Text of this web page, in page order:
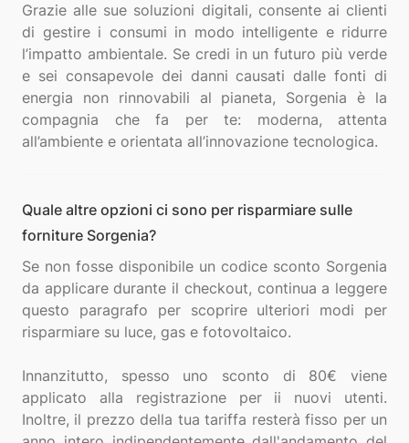
Grazie alle sue soluzioni digitali, consente ai clienti
di gestire i consumi in modo intelligente e ridurre
l’impatto ambientale. Se credi in un futuro più verde
e sei consapevole dei danni causati dalle fonti di
energia non rinnovabili al pianeta, Sorgenia è la
compagnia che fa per te: moderna, attenta
Quale altre opzioni ci sono per risparmiare sulle
forniture Sorgenia?
Se non fosse disponibile un codice sconto Sorgenia
da applicare durante il checkout, continua a leggere
questo paragrafo per scoprire ulteriori modi per
risparmiare su luce, gas e fotovoltaico.
Innanzitutto, spesso uno sconto di 80€ viene
applicato alla registrazione per ii nuovi utenti.
Inoltre, il prezzo della tua tariffa resterà fisso per un